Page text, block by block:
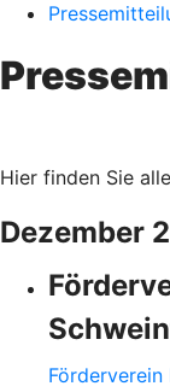
Hier finden Sie
Dezember